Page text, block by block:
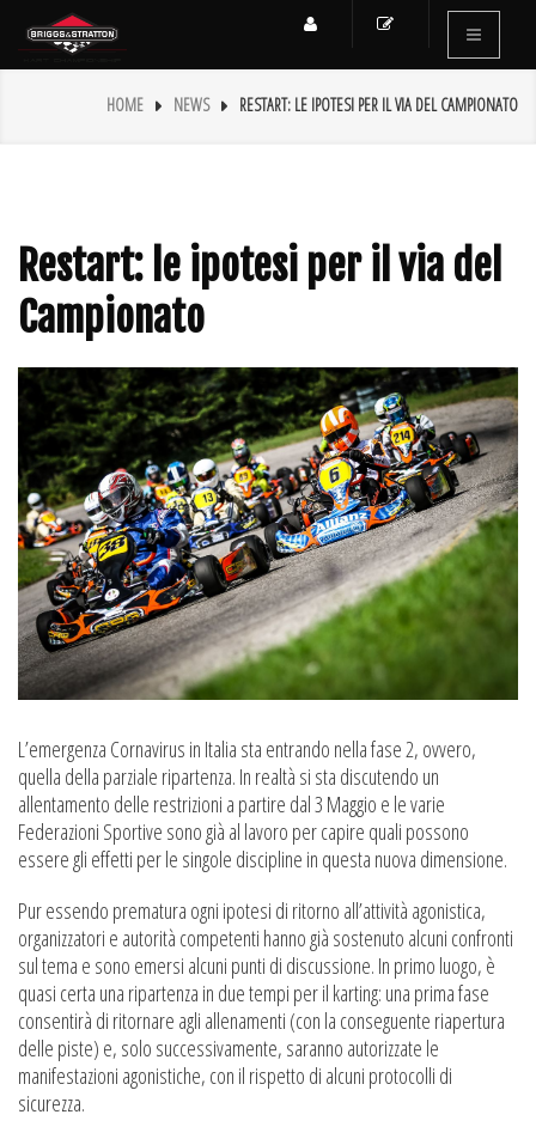
HOME NEWS RESTART: LE IPOTESI PER IL VIA DEL CAMPIONATO
Restart: le ipotesi per il via del
Campionato
L’emergenza Cornavirus in Italia sta entrando nella fase 2, ovvero,
quella della parziale ripartenza. In realtà si sta discutendo un
allentamento delle restrizioni a partire dal 3 Maggio e le varie
Federazioni Sportive sono già al lavoro per capire quali possono
essere gli effetti per le singole discipline in questa nuova dimensione.
Pur essendo prematura ogni ipotesi di ritorno all’attività agonistica,
organizzatori e autorità competenti hanno già sostenuto alcuni confronti
sul tema e sono emersi alcuni punti di discussione. In primo luogo, è
quasi certa una ripartenza in due tempi per il karting: una prima fase
consentirà di ritornare agli allenamenti (con la conseguente riapertura
delle piste) e, solo successivamente, saranno autorizzate le
manifestazioni agonistiche, con il rispetto di alcuni protocolli di
sicurezza.